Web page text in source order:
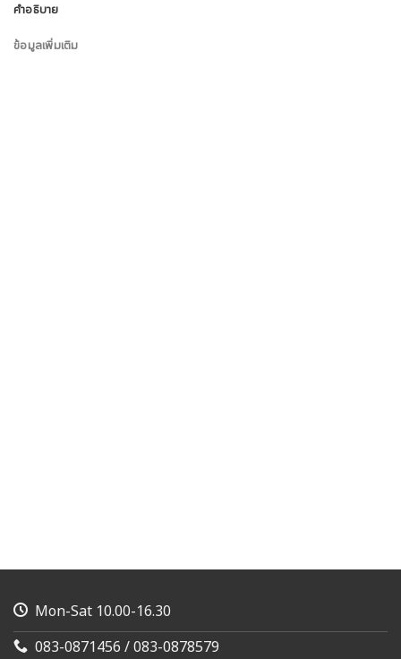
คำอธิบาย
ข้อมูลเพิ่มเติม
Mon-Sat 10.00-16.30
083-0871456 / 083-0878579